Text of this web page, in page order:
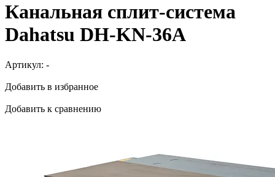
Канальная сплит-система
Dahatsu DH-KN-36A
Артикул: -
Добавить в избранное
Добавить к сравнению